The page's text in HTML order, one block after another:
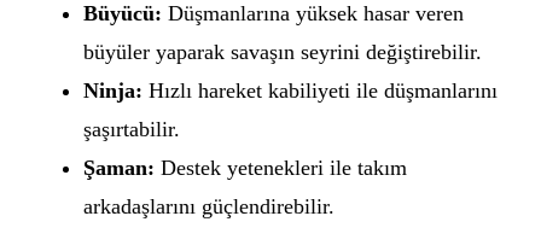
Büyücü: Düşmanlarına yüksek hasar veren
büyüler yaparak savaşın seyrini değiştirebilir.
Ninja: Hızlı hareket kabiliyeti ile düşmanlarını
şaşırtabilir.
Şaman: Destek yetenekleri ile takım
arkadaşlarını güçlendirebilir.